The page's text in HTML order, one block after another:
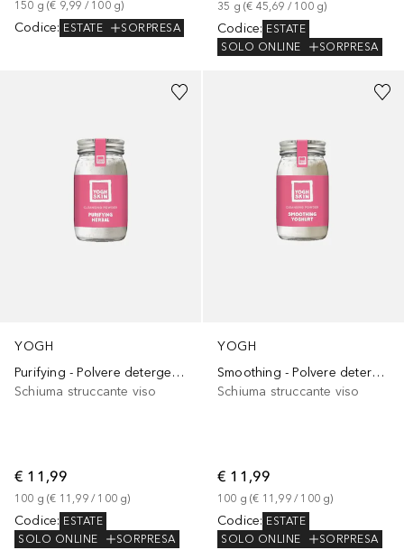
150 g (€ 9,99 / 100 g)
Codice: ESTATE SORPRESA
35 g (€ 45,69 / 100 g)
Codice: ESTATE
SOLO ONLINE
SORPRESA
YOGH
Purifying - Polvere detergente per il viso alle Erbe
Schiuma struccante viso
€ 11,99
100 g (€ 11,99 / 100 g)
Codice: ESTATE
SOLO ONLINE
SORPRESA
YOGH
Smoothing - Polvere detergente per il viso allo Yoghurt
Schiuma struccante viso
€ 11,99
100 g (€ 11,99 / 100 g)
Codice: ESTATE
SOLO ONLINE
SORPRESA